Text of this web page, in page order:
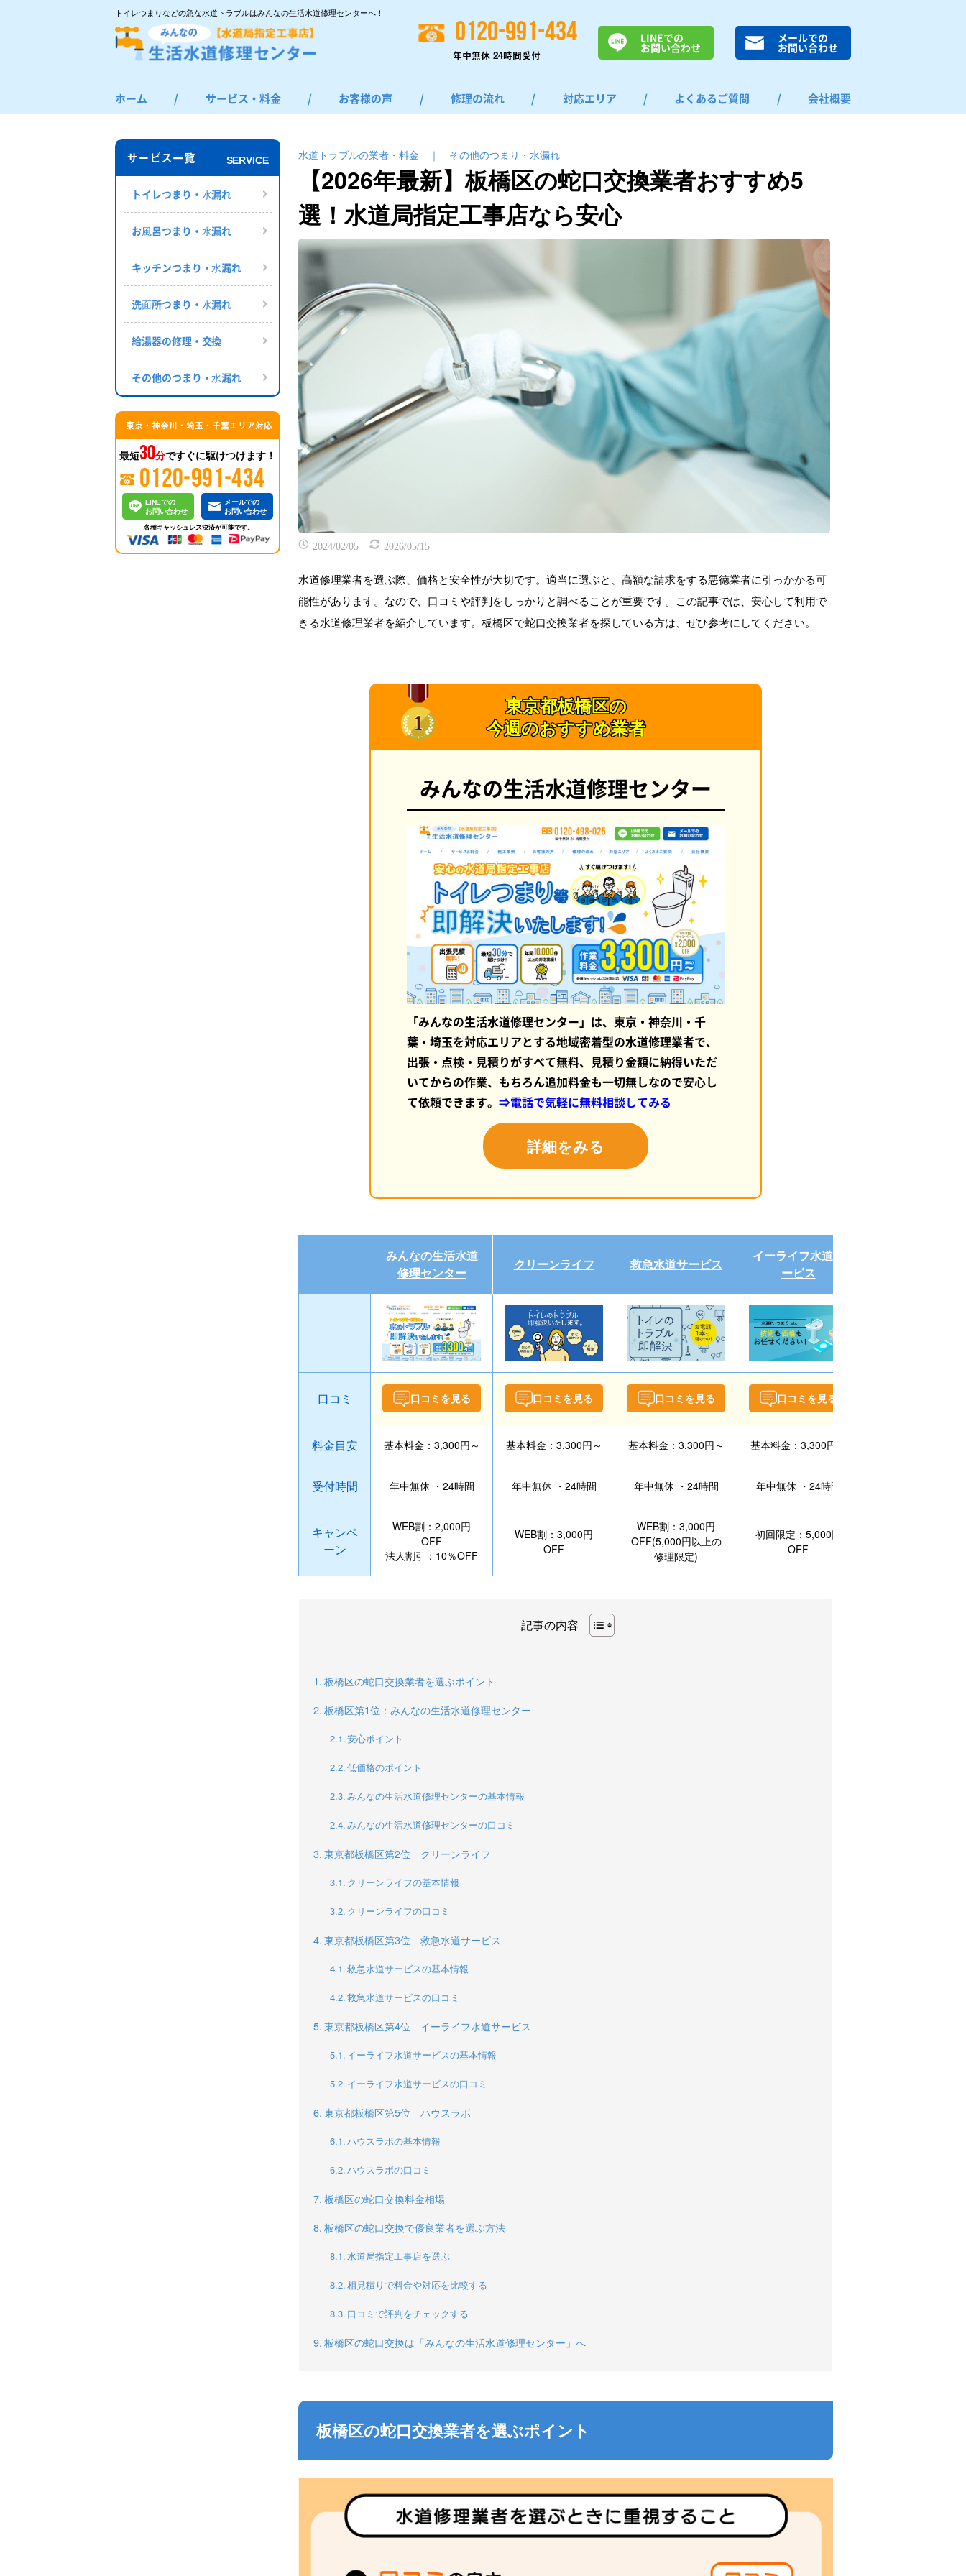
トイレつまりなどの急な水道トラブルはみんなの生活水道修理センターへ！
0120-991-434
年中無休 24時間受付
LINEでの
お問い合わせ
メールでの
お問い合わせ
ホーム / サービス・料金
トイレつまり・水漏れ
お風呂つまり・水漏れ
キッチンつまり・水漏れ
洗面所つまり・水漏れ
給湯器の修理・交換
その他のつまり・水漏れ
/ お客様の声 / 修理の流れ / 対応エリア / よくあるご質問 / 会社概要
サービス一覧 SERVICE
トイレつまり・⽔漏れ
お⾵呂つまり・⽔漏れ
キッチンつまり・⽔漏れ
洗⾯所つまり・⽔漏れ
給湯器の修理・交換
その他のつまり・⽔漏れ
東京・神奈川・埼玉・千葉エリア対応
最短30分ですぐに駆けつけます！
0120-991-434
LINEでの
お問い合わせ
メールでの
お問い合わせ
各種キャッシュレス決済が可能です。
水道トラブルの業者・料金 ｜ その他のつまり・⽔漏れ
【2026年最新】板橋区の蛇口交換業者おすすめ5
選！水道局指定工事店なら安心
2024/02/05 2026/05/15
水道修理業者を選ぶ際、価格と安全性が大切です。適当に選ぶと、高額な請求をする悪徳業者に引っかかる可
能性があります。なので、口コミや評判をしっかりと調べることが重要です。この記事では、安心して利用で
きる水道修理業者を紹介しています。板橋区で蛇口交換業者を探している方は、ぜひ参考にしてください。
東京都板橋区の
今週のおすすめ業者
みんなの生活水道修理センター
「みんなの生活水道修理センター」は、東京・神奈川・千
葉・埼玉を対応エリアとする地域密着型の水道修理業者で、
出張・点検・見積りがすべて無料、見積り金額に納得いただ
いてからの作業、もちろん追加料金も一切無しなので安心し
て依頼できます。 ⇒電話で気軽に無料相談してみる
詳細をみる
みんなの生活水道
修理センター
クリーンライフ 救急水道サービス
イーライフ水道サ
ービス
口コミ 口コミを見る 口コミを見る 口コミを見る 口コミを見る
料金目安 基本料金：3,300円～ 基本料金：3,300円～ 基本料金：3,300円～ 基本料金：3,300円～
受付時間 年中無休 ・24時間 年中無休 ・24時間 年中無休 ・24時間 年中無休 ・24時間
キャンペ
ーン
WEB割：2,000円
OFF
法人割引：10％OFF
WEB割：3,000円
OFF
WEB割：3,000円
OFF(5,000円以上の
修理限定)
初回限定：5,000円
OFF
記事の内容
板橋区の蛇口交換業者を選ぶポイント
板橋区第1位：みんなの生活水道修理センター
安心ポイント
低価格のポイント
みんなの生活水道修理センターの基本情報
みんなの生活水道修理センターの口コミ
東京都板橋区第2位 クリーンライフ
クリーンライフの基本情報
クリーンライフの口コミ
東京都板橋区第3位 救急水道サービス
救急水道サービスの基本情報
救急水道サービスの口コミ
東京都板橋区第4位 イーライフ水道サービス
イーライフ水道サービスの基本情報
イーライフ水道サービスの口コミ
東京都板橋区第5位 ハウスラボ
ハウスラボの基本情報
ハウスラボの口コミ
板橋区の蛇口交換料金相場
板橋区の蛇口交換で優良業者を選ぶ方法
水道局指定工事店を選ぶ
相見積りで料金や対応を比較する
口コミで評判をチェックする
板橋区の蛇口交換は「みんなの生活水道修理センター」へ
板橋区の蛇口交換業者を選ぶポイント